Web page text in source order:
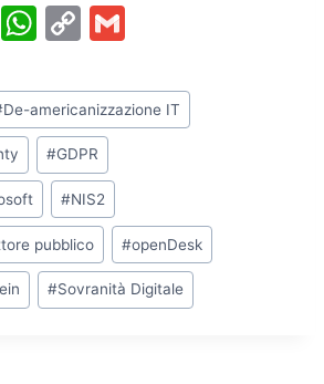
T
W
at
s
A
p
C
p
y
Li
n
k
ai
l
De-americanizzazione IT
#GDPR
#NIS2
pubblico #openDesk
#Sovranità Digitale